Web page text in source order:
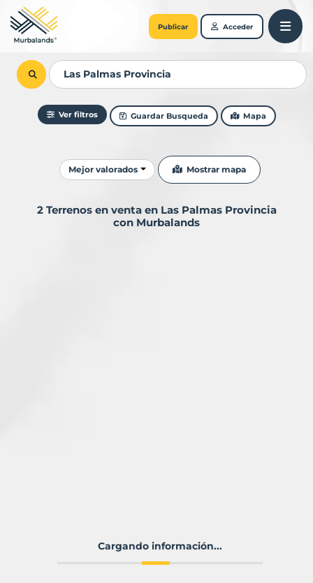
Publicar Acceder
Ver filtros Guardar Busqueda Mapa
Ordenar resultados
Mejor valorados Mostrar mapa
2 Terrenos en venta en Las Palmas Provincia
con Murbalands
Cargando información...